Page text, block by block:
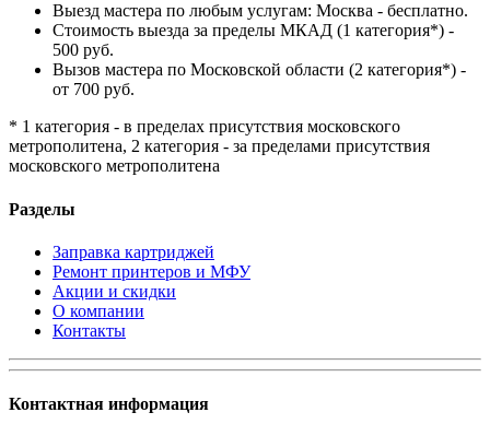
Выезд мастера по любым услугам: Москва - бесплатно.
Стоимость выезда за пределы МКАД (1 категория*) -
500 руб.
Вызов мастера по Московской области (2 категория*) -
от 700 руб.
* 1 категория - в пределах присутствия московского
метрополитена, 2 категория - за пределами присутствия
московского метрополитена
Разделы
Заправка картриджей
Ремонт принтеров и МФУ
Акции и скидки
О компании
Контакты
Контактная информация